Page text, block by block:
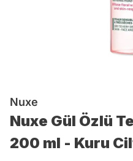
Nuxe
Nuxe Gül Özlü
200 ml - Kuru